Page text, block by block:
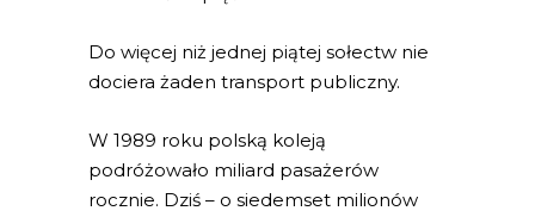
Do więcej niż jednej piątej sołectw nie
dociera żaden transport publiczny.
W 1989 roku polską koleją
podróżowało miliard pasażerów
rocznie. Dziś – o siedemset milionów